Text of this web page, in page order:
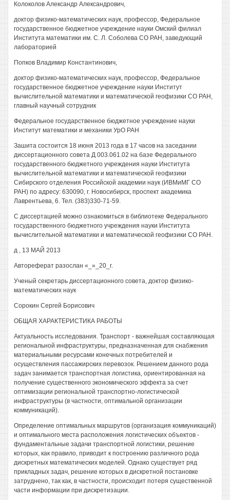
Колоколов Александр Александрович,
доктор физико-математических наук, профессор, Федеральное
государственное бюджетное учреждение науки Омский филиал
Института математики им. С. Л. Соболева СО РАН, заведующий
лабораторией
Попков Владимир Константинович,
доктор физико-математических наук, профессор, Федеральное
государственное бюджетное учреждение науки Институт
вычислительной математики и математической геофизики СО РАН,
главный научный сотрудник
Федеральное государственное бюджетное учреждение науки
Институт математики и механики УрО РАН
Зашита состоится 18 июня 2013 года в 17 часов на заседании
диссертационного совета Д 003.061.02 на базе Федерального
государственного бюджетного учреждения науки Института
вычислительной математики и математической геофизики
Сибирского отделения Российской академии наук (ИВМиМГ СО
РАН) по адресу: 630090, г. Новосибирск, проспект академика
Лаврентьева, 6. Тел. (383)330-71-59.
С диссертацией можно ознакомиться в библиотеке Федерального
государственного бюджетного учреждения науки Института
вычислительной математики и математической геофизики СО РАН.
д , 13 МАЙ 2013
Автореферат разослан «_»_20_г.
Ученый секретарь диссертационного совета, доктор физико-
математических наук
Сорокин Сергей Борисович
ОБЩАЯ ХАРАКТЕРИСТИКА РАБОТЫ
Актуальность исследования. Транспорт - важнейшая составляющая
региональной инфраструктуры, предназначенная для снабжения
материальными ресурсами конечных потребителей и
осуществления пассажирских перевозок. Решением данного рода
задач занимается транспортная логистика, ориентированная на
получение существенного экономического эффекта за счет
оптимизации региональной транспортно-логистической
инфраструктуры (в частности, оптимальной организации
коммуникаций).
Определение оптимальных маршрутов (организация коммуникаций)
и оптимального места расположения логистических объектов -
фундаментальные задачи транспортной логистики, решение
которых, как правило, приводит к построению различного рода
дискретных математических моделей. Однако существует ряд
прикладных задач, решение которых в дискретной постановке
затруднено, так как, в частности, происходит потеря существенной
части информации при дискретизации.